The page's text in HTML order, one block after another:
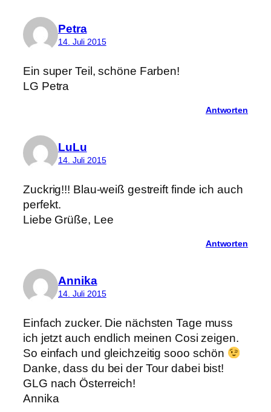
Petra
14. Juli 2015
Ein super Teil, schöne Farben!
LG Petra
Antworten
LuLu
14. Juli 2015
Zuckrig!!! Blau-weiß gestreift finde ich auch
perfekt.
Liebe Grüße, Lee
Antworten
Annika
14. Juli 2015
Einfach zucker. Die nächsten Tage muss
ich jetzt auch endlich meinen Cosi zeigen.
So einfach und gleichzeitig sooo schön
Danke, dass du bei der Tour dabei bist!
GLG nach Österreich!
Annika